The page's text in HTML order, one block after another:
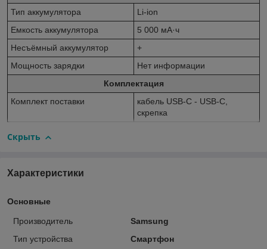
Тип аккумулятора
Li-ion
Емкость аккумулятора
5 000 мА·ч
Несъёмный аккумулятор
+
Мощность зарядки
Нет информации
Комплектация
Комплект поставки
кабель USB-C - USB-C,
скрепка
Скрыть
Характеристики
Основные
Производитель
Samsung
Тип устройства
Смартфон